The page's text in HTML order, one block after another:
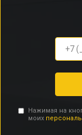
Нажимая на
моих